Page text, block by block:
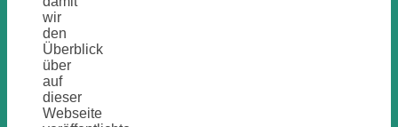
wir
den
Überblick
über
auf
dieser
Webseite